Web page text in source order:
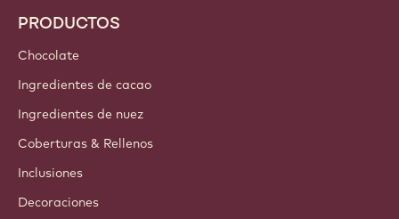
PRODUCTOS
Chocolate
Ingredientes de cacao
Ingredientes de nuez
Coberturas & Rellenos
Inclusiones
Decoraciones